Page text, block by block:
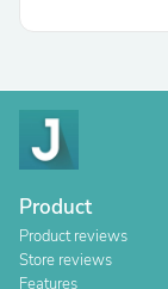
Product
Product reviews
Store reviews
Features